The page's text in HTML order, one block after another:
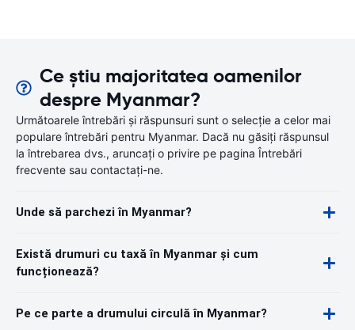
Ce știu majoritatea oamenilor
despre Myanmar?
Următoarele întrebări și răspunsuri sunt o selecție a celor mai
populare întrebări pentru Myanmar. Dacă nu găsiți răspunsul
la întrebarea dvs., aruncați o privire pe pagina Întrebări
frecvente sau contactați-ne.
Unde să parchezi în Myanmar?
Există drumuri cu taxă în Myanmar și cum
funcționează?
Pe ce parte a drumului circulă în Myanmar?